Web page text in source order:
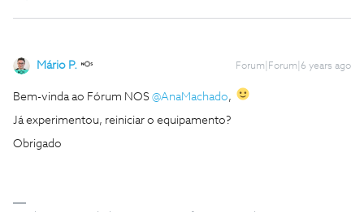
Mário P. Forum|Forum|6 years ago
Bem-vinda ao Fórum NOS @AnaMachado,
Já experimentou, reiniciar o equipamento?
Obrigado